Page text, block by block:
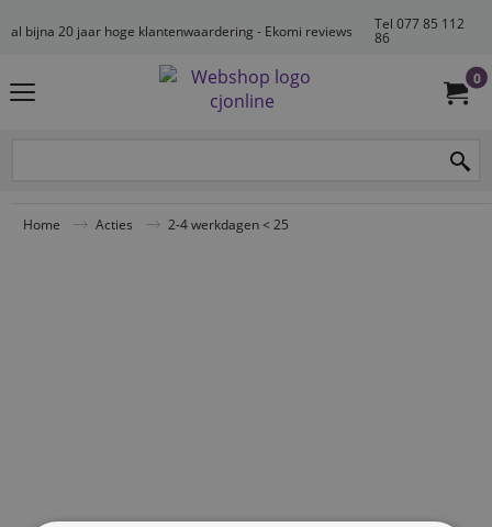
al bijna 20 jaar hoge klantenwaardering - Ekomi reviews
Tel 077 85 112
86
0
Home Acties 2-4 werkdagen < 25